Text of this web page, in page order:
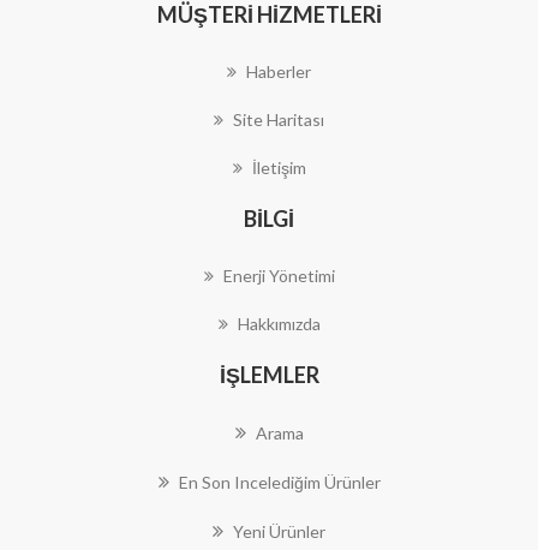
MÜŞTERI HIZMETLERI
Haberler
Site Haritası
İletişim
BILGI
Enerji Yönetimi
Hakkımızda
İŞLEMLER
Arama
En Son Incelediğim Ürünler
Yeni Ürünler